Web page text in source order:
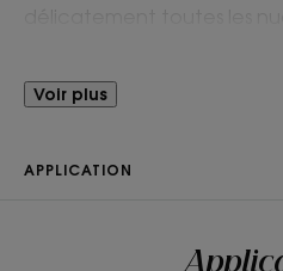
reflets dorés pour des
brillants de lumière.
son effet éclaircissant, à
Voir plus
APPLICATION